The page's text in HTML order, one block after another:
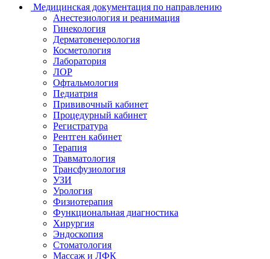
Медицинская документация по направлению
Анестезиология и реанимация
Гинекология
Дерматовенерология
Косметология
Лаборатория
ЛОР
Офтальмология
Педиатрия
Прививочный кабинет
Процедурный кабинет
Регистратура
Рентген кабинет
Терапия
Травматология
Трансфузиология
УЗИ
Урология
Физиотерапия
Функциональная диагностика
Хирургия
Эндоскопия
Стоматология
Массаж и ЛФК